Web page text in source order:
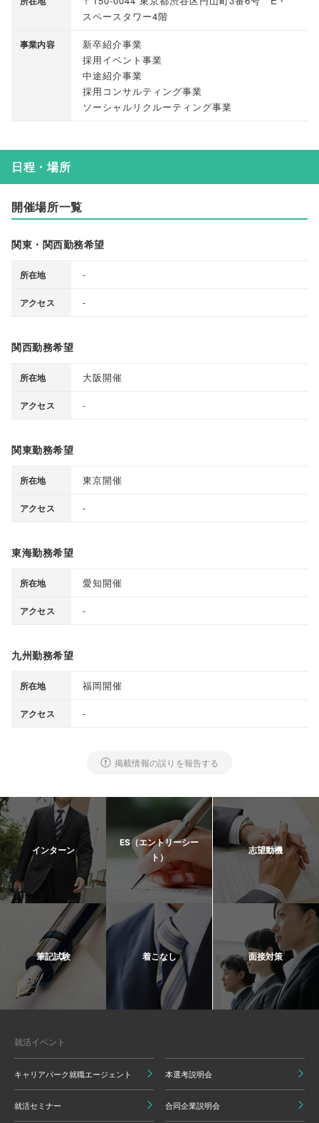
スペースタワー4階
事業内容
新卒紹介事業
採用イベント事業
中途紹介事業
採用コンサルティング事業
ソーシャルリクルーティング事業
日程・場所
開催場所一覧
関東・関西勤務希望
所在地 -
アクセス -
関西勤務希望
所在地 大阪開催
アクセス -
関東勤務希望
所在地 東京開催
アクセス -
東海勤務希望
所在地 愛知開催
アクセス -
九州勤務希望
所在地 福岡開催
アクセス -
掲載情報の誤りを報告する
インターン
ES（エントリーシー
ト）
志望動機
筆記試験 着こなし 面接対策
就活イベント
キャリアパーク就職エージェント 本選考説明会
就活セミナー 合同企業説明会